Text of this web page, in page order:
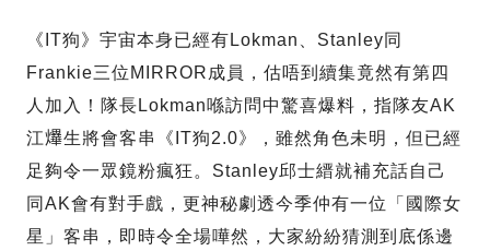
《IT狗》宇宙本身已經有Lokman、Stanley同
Frankie三位MIRROR成員，估唔到續集竟然有第四
人加入！隊長Lokman喺訪問中驚喜爆料，指隊友AK
江𤒹生將會客串《IT狗2.0》，雖然角色未明，但已經
足夠令一眾鏡粉瘋狂。Stanley邱士縉就補充話自己
同AK會有對手戲，更神秘劇透今季仲有一位「國際女
星」客串，即時令全場嘩然，大家紛紛猜測到底係邊